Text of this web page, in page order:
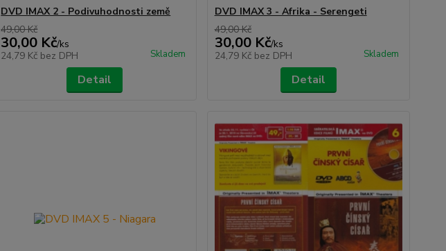
DVD IMAX 2 - Podivuhodnosti země
49,00 Kč
30,00 Kč/ks
24,79 Kč bez DPH Skladem
Detail
DVD IMAX 3 - Afrika - Serengeti
49,00 Kč
30,00 Kč/ks
24,79 Kč bez DPH Skladem
Detail